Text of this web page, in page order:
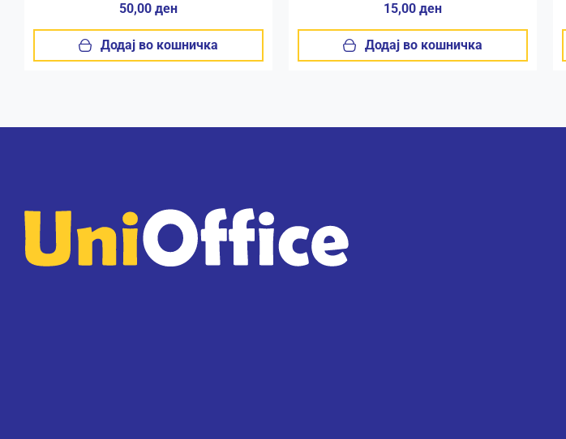
50,00 ден
Додај во кошничка
15,00 ден
Додај во кошничка